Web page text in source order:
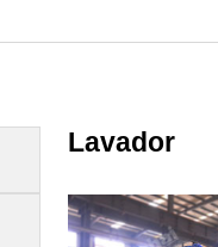
Lavador